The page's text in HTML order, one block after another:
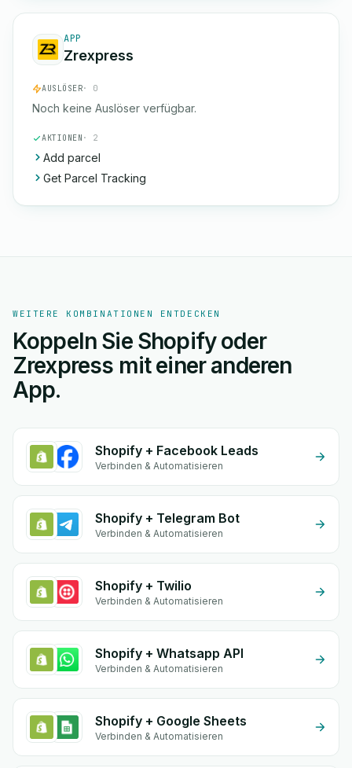
APP
Zrexpress
AUSLÖSER· 0
Noch keine Auslöser verfügbar.
AKTIONEN · 2
Add parcel
Get Parcel Tracking
WEITERE KOMBINATIONEN ENTDECKEN
Koppeln Sie Shopify oder
Zrexpress mit einer anderen
App.
Shopify + Facebook Leads
Verbinden & Automatisieren
Shopify + Telegram Bot
Verbinden & Automatisieren
Shopify + Twilio
Verbinden & Automatisieren
Shopify + Whatsapp API
Verbinden & Automatisieren
Shopify + Google Sheets
Verbinden & Automatisieren